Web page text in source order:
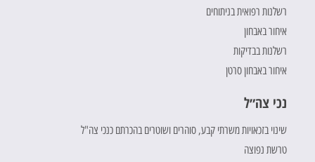
רשלנות רפואית בניתוחים
איחור באבחון
רשלנות בבדיקות
איחור באבחון סרטן
נכי צה״ל
שינוי בזכאויות משרתי קבע, סוהרים ושוטרים בהכרתם כנכי צה"ל
טרשת נפוצה